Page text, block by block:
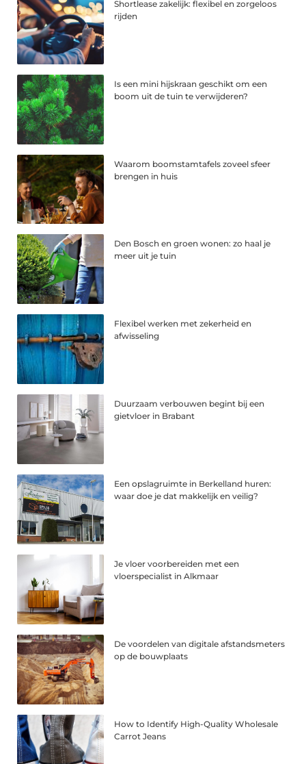
Shortlease zakelijk: flexibel en zorgeloos
rijden
Is een mini hijskraan geschikt om een
boom uit de tuin te verwijderen?
Waarom boomstamtafels zoveel sfeer
brengen in huis
Den Bosch en groen wonen: zo haal je
meer uit je tuin
Flexibel werken met zekerheid en
afwisseling
Duurzaam verbouwen begint bij een
gietvloer in Brabant
Een opslagruimte in Berkelland huren:
waar doe je dat makkelijk en veilig?
Je vloer voorbereiden met een
vloerspecialist in Alkmaar
De voordelen van digitale afstandsmeters
op de bouwplaats
How to Identify High-Quality Wholesale
Carrot Jeans